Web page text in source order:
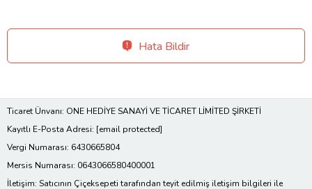
Hata Bildir
Ticaret Ünvanı: ONE HEDİYE SANAYİ VE TİCARET LİMİTED ŞİRKETİ
Kayıtlı E-Posta Adresi: [email protected]
Vergi Numarası: 6430665804
Mersis Numarası: 0643066580400001
İletişim: Satıcının Çiçeksepeti tarafından teyit edilmiş iletişim bilgileri ile